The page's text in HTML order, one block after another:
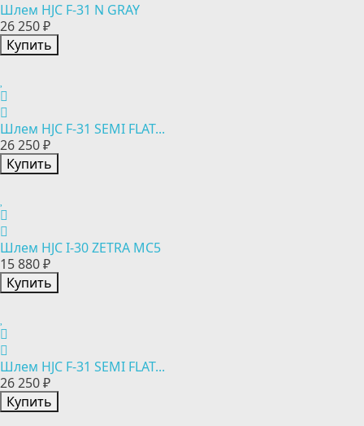
Шлем HJC F-31 N GRAY
26 250 ₽
Купить
Шлем HJC F-31 SEMI FLAT...
26 250 ₽
Купить
Шлем HJC I-30 ZETRA MC5
15 880 ₽
Купить
Шлем HJC F-31 SEMI FLAT...
26 250 ₽
Купить